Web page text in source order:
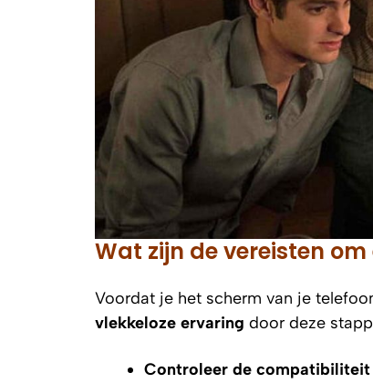
Wat zijn de vereisten
Voordat je het scherm van je
vlekkeloze ervaring door deze
Controleer de compatibiliteit